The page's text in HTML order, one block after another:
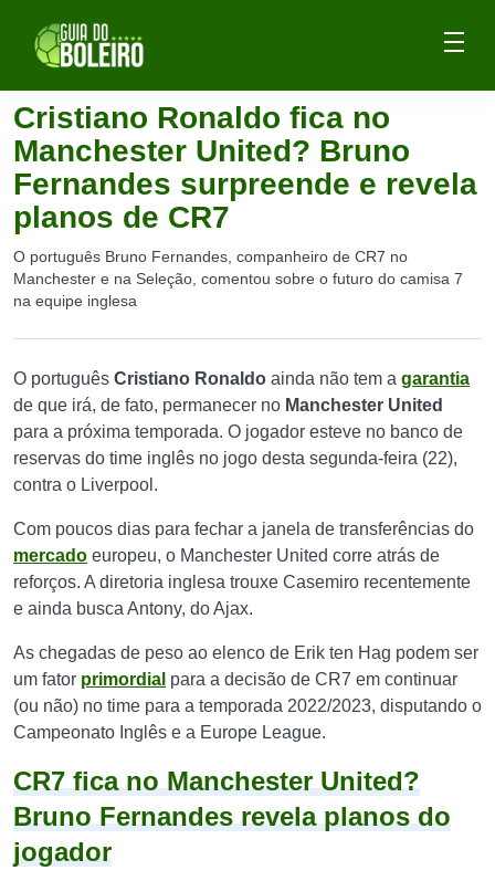
Cristiano Ronaldo fica no
Manchester United? Bruno
Fernandes surpreende e revela
planos de CR7
O português Bruno Fernandes, companheiro de CR7 no
Manchester e na Seleção, comentou sobre o futuro do camisa 7
na equipe inglesa
O português Cristiano Ronaldo ainda não tem a garantia
de que irá, de fato, permanecer no Manchester United
para a próxima temporada. O jogador esteve no banco de
reservas do time inglês no jogo desta segunda-feira (22),
contra o Liverpool.
Com poucos dias para fechar a janela de transferências do
mercado europeu, o Manchester United corre atrás de
reforços. A diretoria inglesa trouxe Casemiro recentemente
e ainda busca Antony, do Ajax.
As chegadas de peso ao elenco de Erik ten Hag podem ser
um fator primordial para a decisão de CR7 em continuar
(ou não) no time para a temporada 2022/2023, disputando o
Campeonato Inglês e a Europe League.
CR7 fica no Manchester United?
Bruno Fernandes revela planos do
jogador